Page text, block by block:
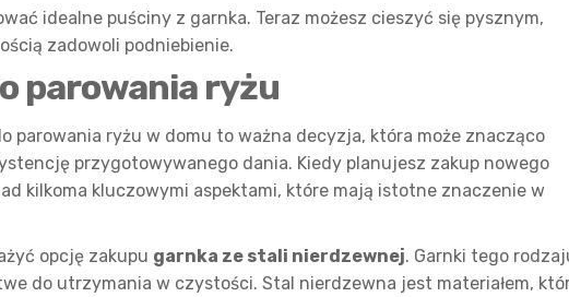
idealne puściny z garnka. Teraz możesz cieszyć się pysznym,
zadowoli podniebienie.
parowania ryżu
parowania ryżu w domu to ważna decyzja, która może znacząco
przygotowywanego dania. Kiedy planujesz zakup nowego
kilkoma kluczowymi aspektami, które mają istotne znaczenie w
opcję zakupu garnka ze stali nierdzewnej. Garnki tego
do utrzymania w czystości. Stal nierdzewna jest materiałem,